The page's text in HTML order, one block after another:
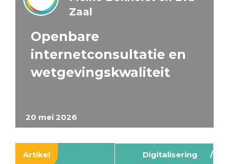
20 mei 2026
Zaal
Openbare
internetconsultatie en
wetgevingskwaliteit
Artikel Digitalisering